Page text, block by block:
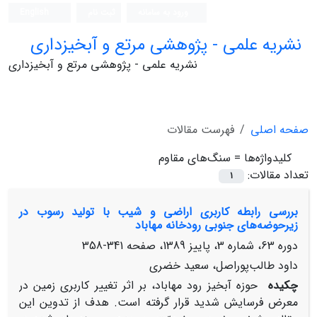
نشریه علمی - پژوهشی مرتع و آبخیزداری
نشریه علمی - پژوهشی مرتع و آبخیزداری
صفحه اصلی
فهرست مقالات
کلیدواژه‌ها = سنگ‌های مقاوم
تعداد مقالات:
1
بررسی رابطه کاربری اراضی و شیب با تولید رسوب در
زیرحوضه‌های جنوبی رودخانه مهاباد
دوره 63، شماره 3، پاییز 1389، صفحه
341-358
داود طالب‌پوراصل، سعید خضری
چکیده
حوزه آبخیز رود مهاباد، بر اثر تغییر کاربری زمین در
معرض فرسایش شدید قرار گرفته است. هدف از تدوین این